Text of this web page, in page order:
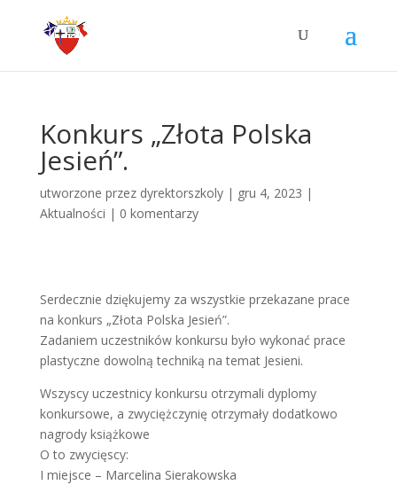
Konkurs „Złota Polska
Jesień”.
utworzone przez dyrektorszkoly| gru 4, 2023 |
Aktualności | 0 komentarzy
Serdecznie dziękujemy za wszystkie przekazane prace
na konkurs „Złota Polska Jesień”.
Zadaniem uczestników konkursu było wykonać prace
plastyczne dowolną techniką na temat Jesieni.
Wszyscy uczestnicy konkursu otrzymali dyplomy
konkursowe, a zwyciężczynię otrzymały dodatkowo
nagrody książkowe
O to zwycięscy:
I miejsce – Marcelina Sierakowska